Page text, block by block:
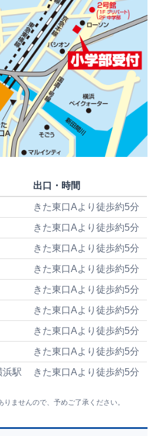
出口・時間
きた東口Aより徒歩約5分
きた東口Aより徒歩約5分
きた東口Aより徒歩約5分
きた東口Aより徒歩約5分
きた東口Aより徒歩約5分
きた東口Aより徒歩約5分
きた東口Aより徒歩約5分
きた東口Aより徒歩約5分
浜駅 きた東口Aより徒歩約5分
ませんので、予めご了承ください。